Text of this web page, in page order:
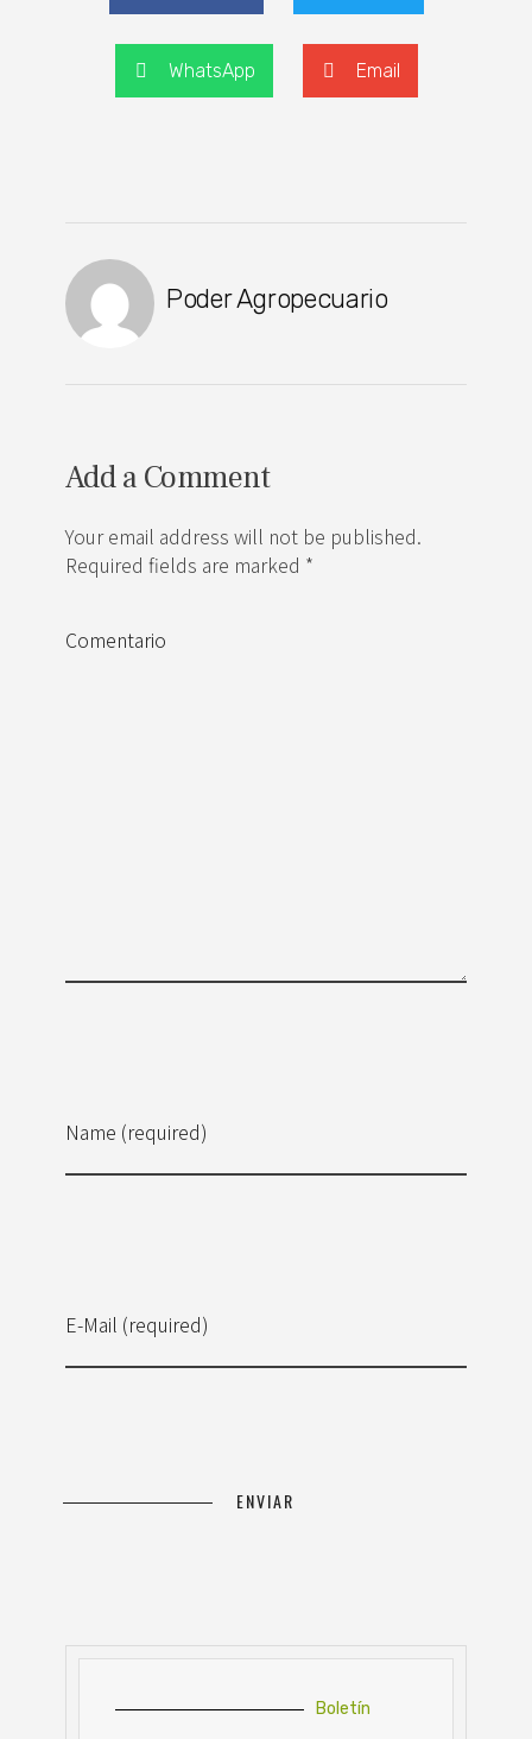
WhatsApp Email
Poder Agropecuario
Add a Comment
Your email address will not be published.
Required fields are marked *
Name (required)
E-Mail (required)
Comentario
Boletín